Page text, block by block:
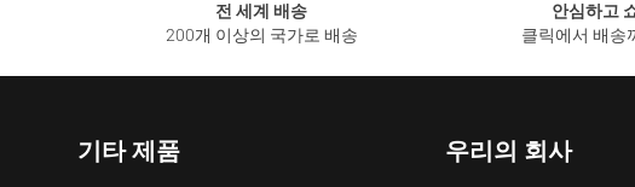
전 세계 배송
200개 이상의 국가로 배송
안심하고
클릭에서 배송
기타 제품 우리의 회사